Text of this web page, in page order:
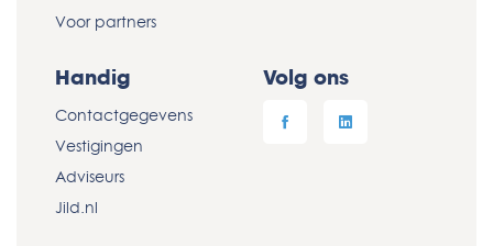
Voor partners
Handig
Contactgegevens
Vestigingen
Adviseurs
Jild.nl
Volg ons